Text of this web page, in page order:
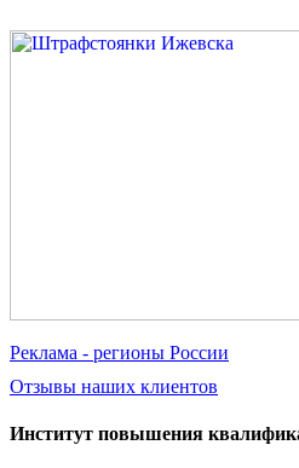
Реклама - регионы России
Отзывы наших клиентов
Институт повышения